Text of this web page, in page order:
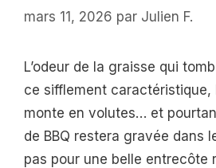
mars 11, 2026 par Julien F.
L’odeur de la graisse qui
ce sifflement caractéristique,
monte en volutes… et
de BBQ restera gravée dans
pas pour une belle entrecôte